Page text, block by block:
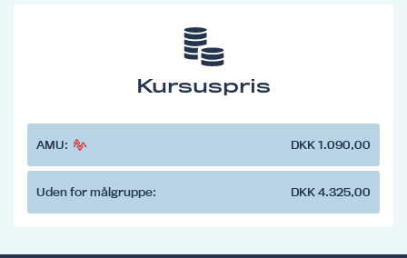
Kursuspris
AMU: DKK 1.090,00
Uden for målgruppe: DKK 4.325,00